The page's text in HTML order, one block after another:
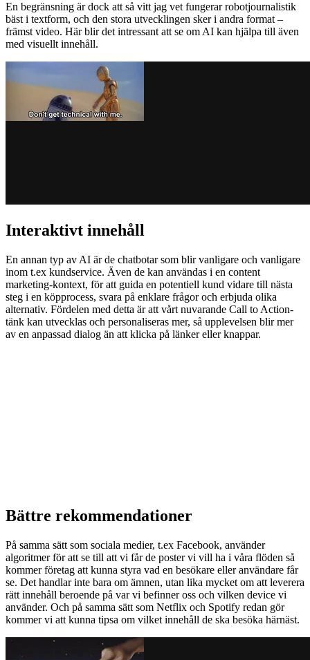
En begränsning är dock att så vitt jag vet fungerar robotjournalistik
bäst i textform, och den stora utvecklingen sker i andra format –
främst video. Här blir det intressant att se om AI kan hjälpa till även
med visuellt innehåll.
Interaktivt innehåll
En annan typ av AI är de chatbotar som blir vanligare och vanligare
inom t.ex kundservice. Även de kan användas i en content
marketing-kontext, för att guida en potentiell kund vidare till nästa
steg i en köpprocess, svara på enklare frågor och erbjuda olika
alternativ. Fördelen med detta är att vårt nuvarande Call to Action-
tänk kan utvecklas och personaliseras mer, så upplevelsen blir mer
av en anpassad dialog än att klicka på länker eller knappar.
Bättre rekommendationer
På samma sätt som sociala medier, t.ex Facebook, använder
algoritmer för att se till att vi får de poster vi vill ha i våra flöden så
kommer företag att kunna styra vad en besökare eller användare får
se. Det handlar inte bara om ämnen, utan lika mycket om att leverera
rätt innehåll beroende på var vi befinner oss och vilken device vi
använder. Och på samma sätt som Netflix och Spotify redan gör
kommer vi att kunna tipsa om vilket innehåll de ska besöka härnäst.